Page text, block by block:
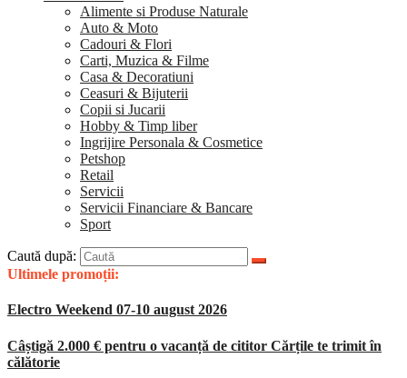
Alimente si Produse Naturale
Auto & Moto
Cadouri & Flori
Carti, Muzica & Filme
Casa & Decoratiuni
Ceasuri & Bijuterii
Copii si Jucarii
Hobby & Timp liber
Ingrijire Personala & Cosmetice
Petshop
Retail
Servicii
Servicii Financiare & Bancare
Sport
Caută după:
Ultimele promoții:
Electro Weekend 07-10 august 2026
Câștigă 2.000 € pentru o vacanță de cititor Cărțile te trimit în
călătorie